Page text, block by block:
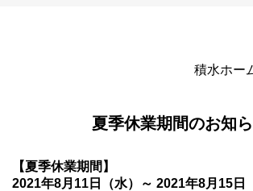
積水ホー
夏季休業期間のお知
【夏季休業期間】
2021年8月11日（水）～ 2021年8月15日